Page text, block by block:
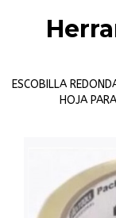
ESCOBILLA
HOJA